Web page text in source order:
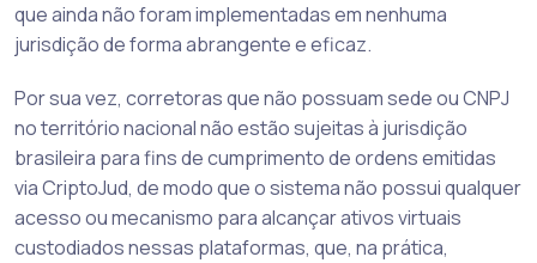
que ainda não foram implementadas em nenhuma
jurisdição de forma abrangente e eficaz.
Por sua vez, corretoras que não possuam sede ou CNPJ
no território nacional não estão sujeitas à jurisdição
brasileira para fins de cumprimento de ordens emitidas
via CriptoJud, de modo que o sistema não possui qualquer
acesso ou mecanismo para alcançar ativos virtuais
custodiados nessas plataformas, que, na prática,